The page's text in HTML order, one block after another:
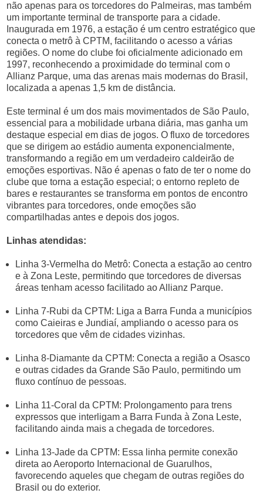
não apenas para os torcedores do Palmeiras, mas também
um importante terminal de transporte para a cidade.
Inaugurada em 1976, a estação é um centro estratégico que
conecta o metrô à CPTM, facilitando o acesso a várias
regiões. O nome do clube foi oficialmente adicionado em
1997, reconhecendo a proximidade do terminal com o
Allianz Parque, uma das arenas mais modernas do Brasil,
localizada a apenas 1,5 km de distância.
Este terminal é um dos mais movimentados de São Paulo,
essencial para a mobilidade urbana diária, mas ganha um
destaque especial em dias de jogos. O fluxo de torcedores
que se dirigem ao estádio aumenta exponencialmente,
transformando a região em um verdadeiro caldeirão de
emoções esportivas. Não é apenas o fato de ter o nome do
clube que torna a estação especial; o entorno repleto de
bares e restaurantes se transforma em pontos de encontro
vibrantes para torcedores, onde emoções são
compartilhadas antes e depois dos jogos.
Linhas atendidas:
Linha 3-Vermelha do Metrô: Conecta a estação ao centro
e à Zona Leste, permitindo que torcedores de diversas
áreas tenham acesso facilitado ao Allianz Parque.
Linha 7-Rubi da CPTM: Liga a Barra Funda a municípios
como Caieiras e Jundiaí, ampliando o acesso para os
torcedores que vêm de cidades vizinhas.
Linha 8-Diamante da CPTM: Conecta a região a Osasco
e outras cidades da Grande São Paulo, permitindo um
fluxo contínuo de pessoas.
Linha 11-Coral da CPTM: Prolongamento para trens
expressos que interligam a Barra Funda à Zona Leste,
facilitando ainda mais a chegada de torcedores.
Linha 13-Jade da CPTM: Essa linha permite conexão
direta ao Aeroporto Internacional de Guarulhos,
favorecendo aqueles que chegam de outras regiões do
Brasil ou do exterior.